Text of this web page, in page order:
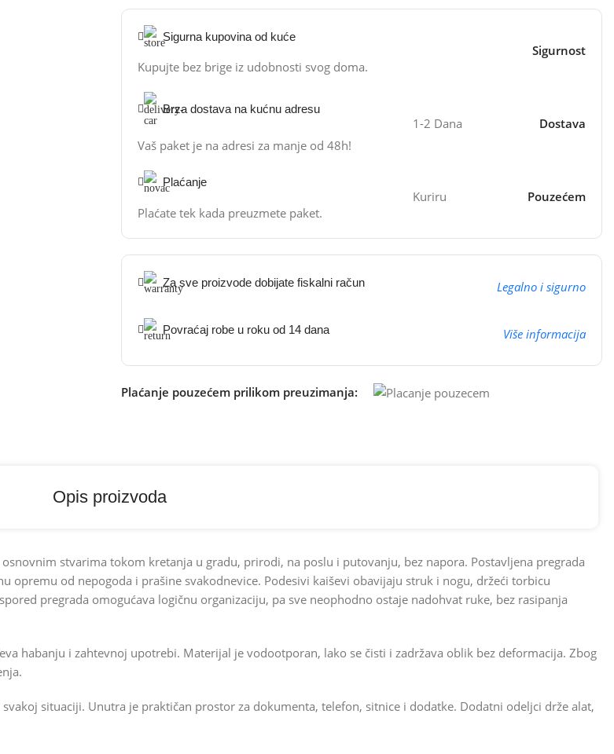
Sigurna kupovina od kuće
Kupujte bez brige iz udobnosti svog doma.
Sigurnost
Brza dostava na kućnu adresu
Vaš paket je na adresi za manje od 48h!
1-2 Dana Dostava
Plaćanje
Plaćate tek kada preuzmete paket.
Kuriru Pouzećem
Za sve proizvode dobijate fiskalni račun Legalno i sigurno
Povraćaj robe u roku od 14 dana Više informacija
Plaćanje pouzećem prilikom preuzimanja:
Opis proizvoda
stvarima tokom kretanja u gradu, prirodi, na poslu i putovanju, bez napora. Postavljena pregrada
opremu od nepogoda i prašine svakodnevice. Podesivi kaiševi obavijaju struk i nogu, držeći torbicu
pregrada omogućava logičnu organizaciju, pa sve neophodno ostaje nadohvat ruke, bez rasipanja
habanju i zahtevnoj upotrebi. Materijal je vodootporan, lako se čisti i zadržava oblik bez deformacija. Zbog
situaciji. Unutra je praktičan prostor za dokumenta, telefon, sitnice i dodatke. Dodatni odeljci drže alat,